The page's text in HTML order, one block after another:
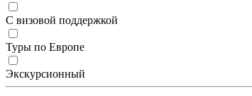
С визовой поддержкой
Туры по Европе
Экскурсионный